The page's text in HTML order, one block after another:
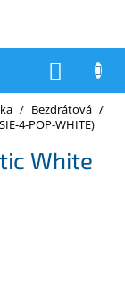
/ Bezdrátová /
4-POP-WHITE)
White